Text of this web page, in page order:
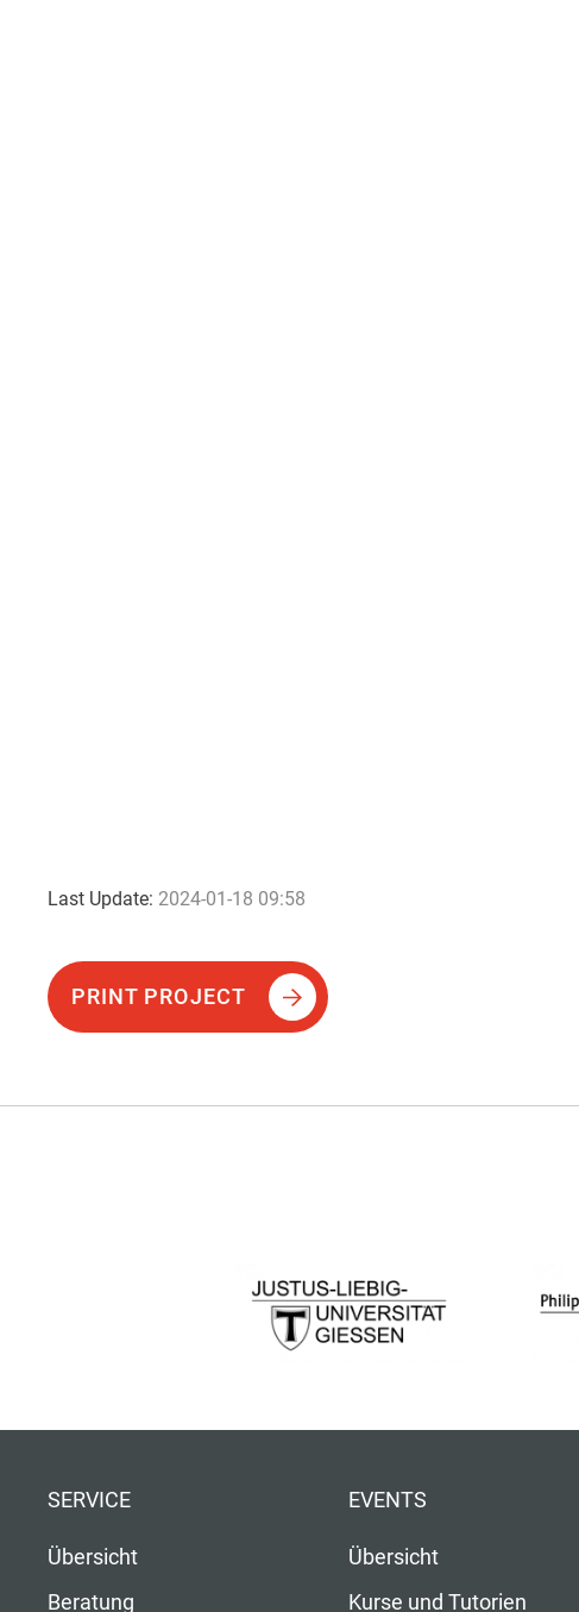
Last Update: 2024-01-18 09:58
PRINT PROJECT
SERVICE
Übersicht
Beratung
EVENTS
Übersicht
Kurse und Tutorien